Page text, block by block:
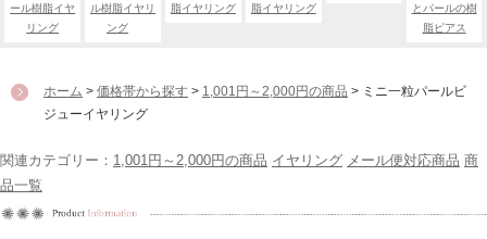
ール樹脂イヤ
リング
ル樹脂イヤリ
ング
脂イヤリング
脂イヤリング
とパールの樹
脂ピアス
ホーム > 価格帯から探す > 1,001円～2,000円の商品 > ミニ一粒パールビ
ジューイヤリング
関連カテゴリー： 1,001円～2,000円の商品 イヤリング メール便対応商品 商
品一覧